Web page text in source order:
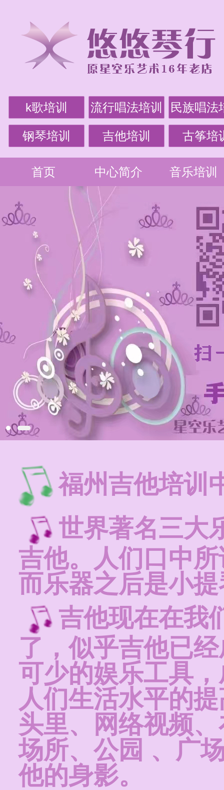
k歌培训 流行唱法培训 民族唱法
钢琴培训 吉他培训 古筝培
首页 中心简介 音乐培训
福州吉他培训
世界著名三大
吉他。人们口中
而乐器之后是小
吉他现在在我
了，似乎吉他已
可少的娱乐工具
人们生活水平的
头里、网络视频
场所、公园 、广
他的身影。